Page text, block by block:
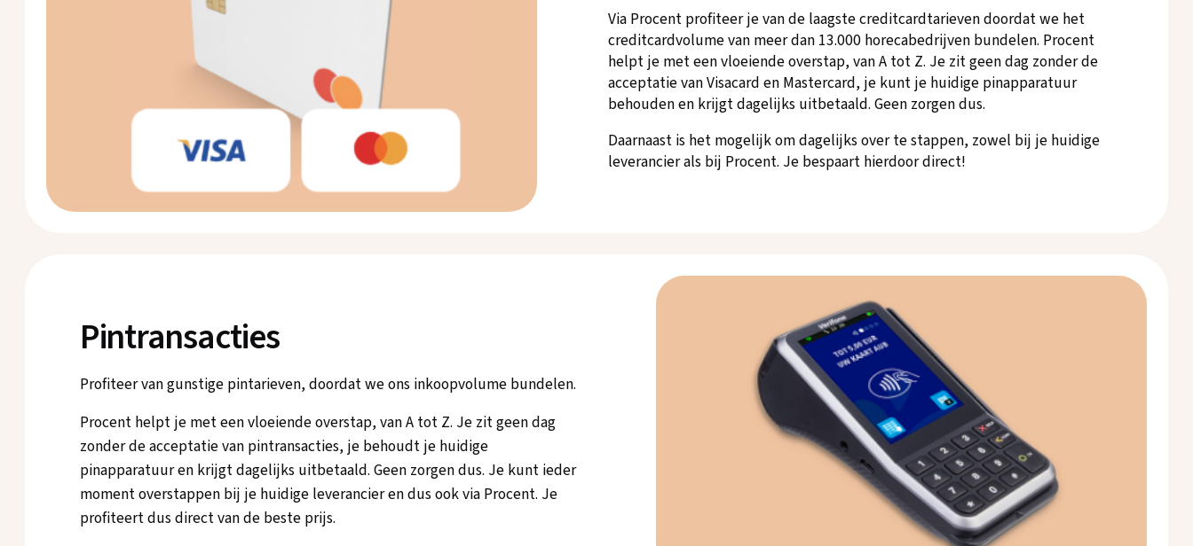
Via Procent profiteer je van de laagste creditcardtarieven doordat we het
creditcardvolume van meer dan 13.000 horecabedrijven bundelen. Procent
helpt je met een vloeiende overstap, van A tot Z. Je zit geen dag zonder de
acceptatie van Visacard en Mastercard, je kunt je huidige pinapparatuur
behouden en krijgt dagelijks uitbetaald. Geen zorgen dus.
Daarnaast is het mogelijk om dagelijks over te stappen, zowel bij je huidige
leverancier als bij Procent. Je bespaart hierdoor direct!
Pintransacties
Profiteer van gunstige pintarieven, doordat we ons inkoopvolume bundelen.
Procent helpt je met een vloeiende overstap, van A tot Z. Je zit geen dag
zonder de acceptatie van pintransacties, je behoudt je huidige
pinapparatuur en krijgt dagelijks uitbetaald. Geen zorgen dus. Je kunt ieder
moment overstappen bij je huidige leverancier en dus ook via Procent. Je
profiteert dus direct van de beste prijs.